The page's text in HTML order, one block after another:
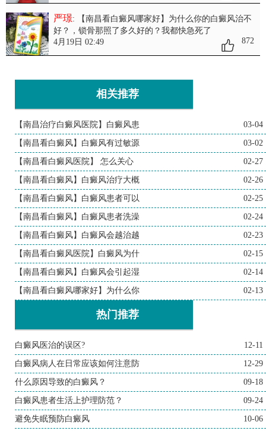
严璟: 【南昌看白癜风哪家好】为什么你的白癜风治不
好？ ，锁骨那照了多久好的？我都快急死了
4月19日 02:49
872
相关推荐
【南昌治疗白癜风医院】白癜风患 03-04
【南昌看白癜风】白癜风有过敏源 03-02
【南昌看白癜风医院】 怎么关心 02-27
【南昌看白癜风】白癜风治疗大概 02-26
【南昌看白癜风】白癜风患者可以 02-25
【南昌看白癜风】白癜风患者洗澡 02-24
【南昌看白癜风】白癜风会越治越 02-23
【南昌看白癜风医院】白癜风为什 02-15
【南昌看白癜风】白癜风会引起湿 02-14
【南昌看白癜风哪家好】为什么你 02-13
热门推荐
白癜风医治的误区? 12-11
白癜风病人在日常应该如何注意防 12-29
什么原因导致的白癜风？ 09-18
白癜风患者生活上护理防范？ 09-24
避免失眠预防白癜风 10-06